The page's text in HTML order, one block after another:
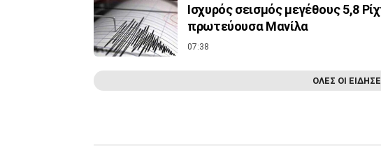
Ισχυρός σεισμός μεγέθους 5,8
πρωτεύουσα Μανίλα
07:38
ΟΛΕΣ ΟΙ